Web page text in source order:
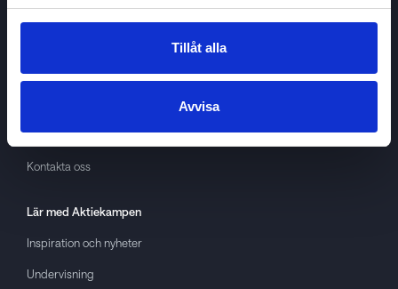
Tillåt alla
Avvisa
OmAktiekampen
About cookies
GDPR
Kontakta oss
Lär med Aktiekampen
Inspiration och nyheter
Undervisning